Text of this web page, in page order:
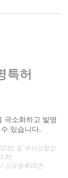
특허
극소화하고 발명
있습니다.
호) 및 무늬성형장
호)
상표등록16건